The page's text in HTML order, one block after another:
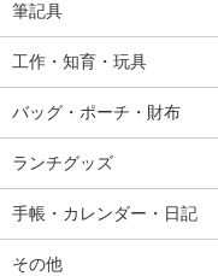
筆記具
工作・知育・玩具
バッグ・ポーチ・財布
ランチグッズ
手帳・カレンダー・日記
その他